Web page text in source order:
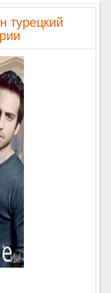
турецкий